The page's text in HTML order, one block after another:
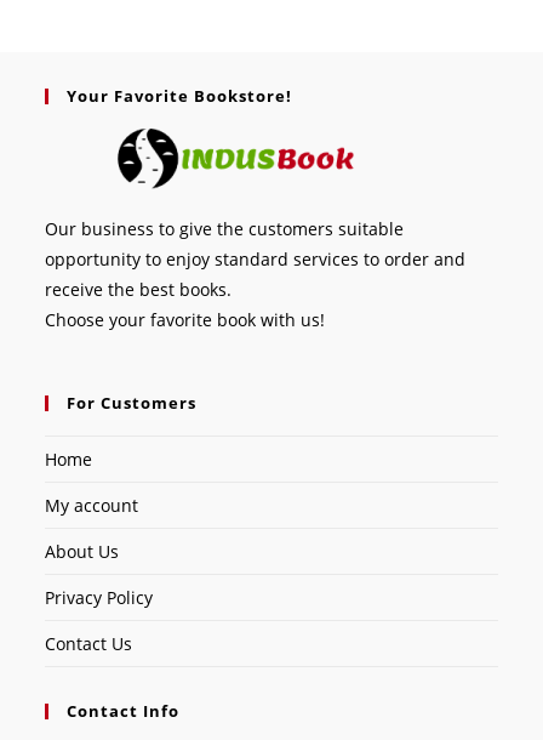
Your Favorite Bookstore!
Our business to give the customers suitable
opportunity to enjoy standard services to order and
receive the best books.
Choose your favorite book with us!
For Customers
Home
My account
About Us
Privacy Policy
Contact Us
Contact Info